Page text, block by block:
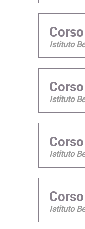
Istituto
Istituto
Istituto
Istituto